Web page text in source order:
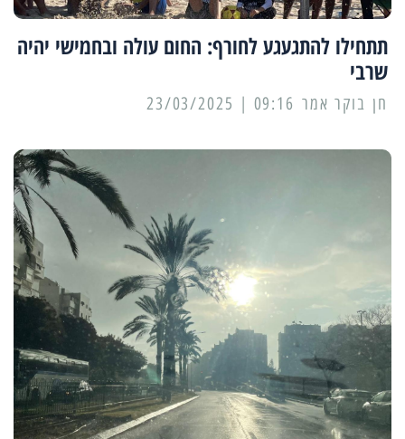
תתחילו להתגעגע לחורף: החום עולה ובחמישי יהיה
שרבי
09:16 | 23/03/2025